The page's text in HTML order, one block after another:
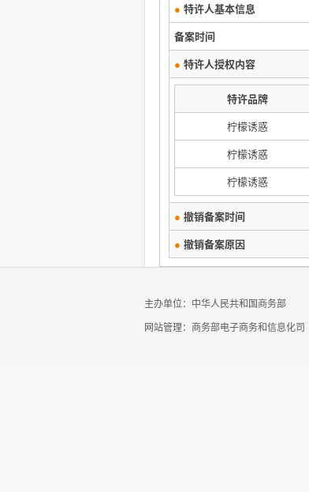
● 特许人基本信息
备案时间
● 特许人授权内容
特许品牌
柠檬诱惑
柠檬诱惑
柠檬诱惑
● 撤销备案时间
● 撤销备案原因
主办单位：中华人民共和国商务部
网站管理：商务部电子商务和信息化司